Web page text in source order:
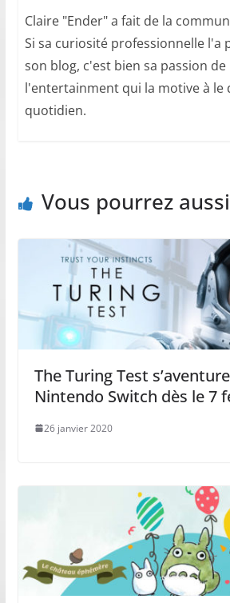
Claire "Ender" a fait de la
Si sa curiosité professionnelle l'a
son blog, c'est bien sa passion
l'entertainment qui la motive à le
quotidien.
Vous pourrez
The Turing Test
Nintendo Switch dès le 7
26 janvier 2020